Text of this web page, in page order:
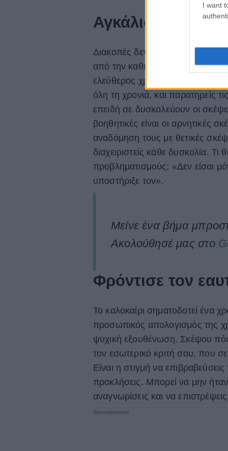
I want
Αγκάλιασε τις
Διακοπές δεν είναι μόνο η
από την καθημερινότητα τόσο
ελεύθερος χρόνος, έρχεσαι σε
όλη τη χρονιά, και παρατηρείς
επειδή σε δυσκολεύουν οι
βοηθητικές είναι οι αρνητικές
αναδόμηση τους με θετικές
διαχειριστείς κάθε δυσκολία.
προβληματισμούς; «Δεν είσαι
υποστήριξε τον».
Μείνε ένα βήμα
Ακολούθησέ μας στο
Φρόντισε τον
Το καλοκαίρι σηματοδοτεί ένα
προσωπικός απολογισμός της
ψυχική εξουθένωση. Σκέψου
τον εσωτερικό κριτή σου, που
Είναι η στιγμή να
προκλήσεις. Μπορεί να μην
αναγνωρίσεις και να